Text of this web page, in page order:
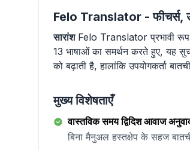
Felo Translator - फीचर्स,
सारांशFelo Translator प्रभावी रूप
13 भाषाओं का समर्थन करते हुए, यह
को बढ़ाती है, हालांकि उपयोगकर्ता
मुख्य विशेषताएँ
वास्तविक समय द्विदिश आवाज
बिना मैनुअल हस्तक्षेप के सहज